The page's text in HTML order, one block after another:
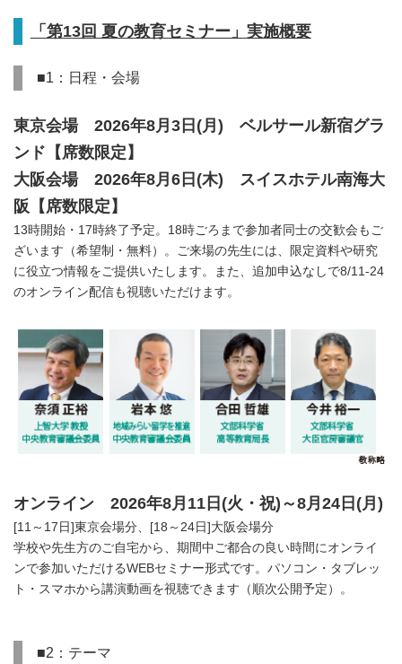
「第13回 夏の教育セミナー」実施概要
■1：日程・会場
東京会場 2026年8月3日(月) ベルサール新宿グラ
ンド【席数限定】
大阪会場 2026年8月6日(木) スイスホテル南海大
阪【席数限定】
13時開始・17時終了予定。18時ごろまで参加者同士の交歓会もご
ざいます（希望制・無料）。ご来場の先生には、限定資料や研究
に役立つ情報をご提供いたします。また、追加申込なしで8/11-24
のオンライン配信も視聴いただけます。
オンライン 2026年8月11日(火・祝)～8月24日(月)
[11～17日]東京会場分、[18～24日]大阪会場分
学校や先生方のご自宅から、期間中ご都合の良い時間にオンライ
ンで参加いただけるWEBセミナー形式です。パソコン・タブレッ
ト・スマホから講演動画を視聴できます（順次公開予定）。
■2：テーマ